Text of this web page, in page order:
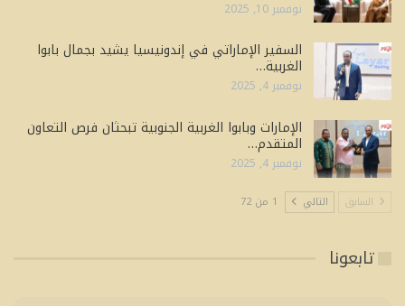
نوفمبر 10, 2025
السفير الإماراتي في إندونيسيا يشيد بجمال بابوا
الغربية…
نوفمبر 4, 2025
الإمارات وبابوا الغربية الجنوبية تبحثان فرص التعاون
المتقدم…
نوفمبر 4, 2025
السابق التالي 1 من 72
تابعونا